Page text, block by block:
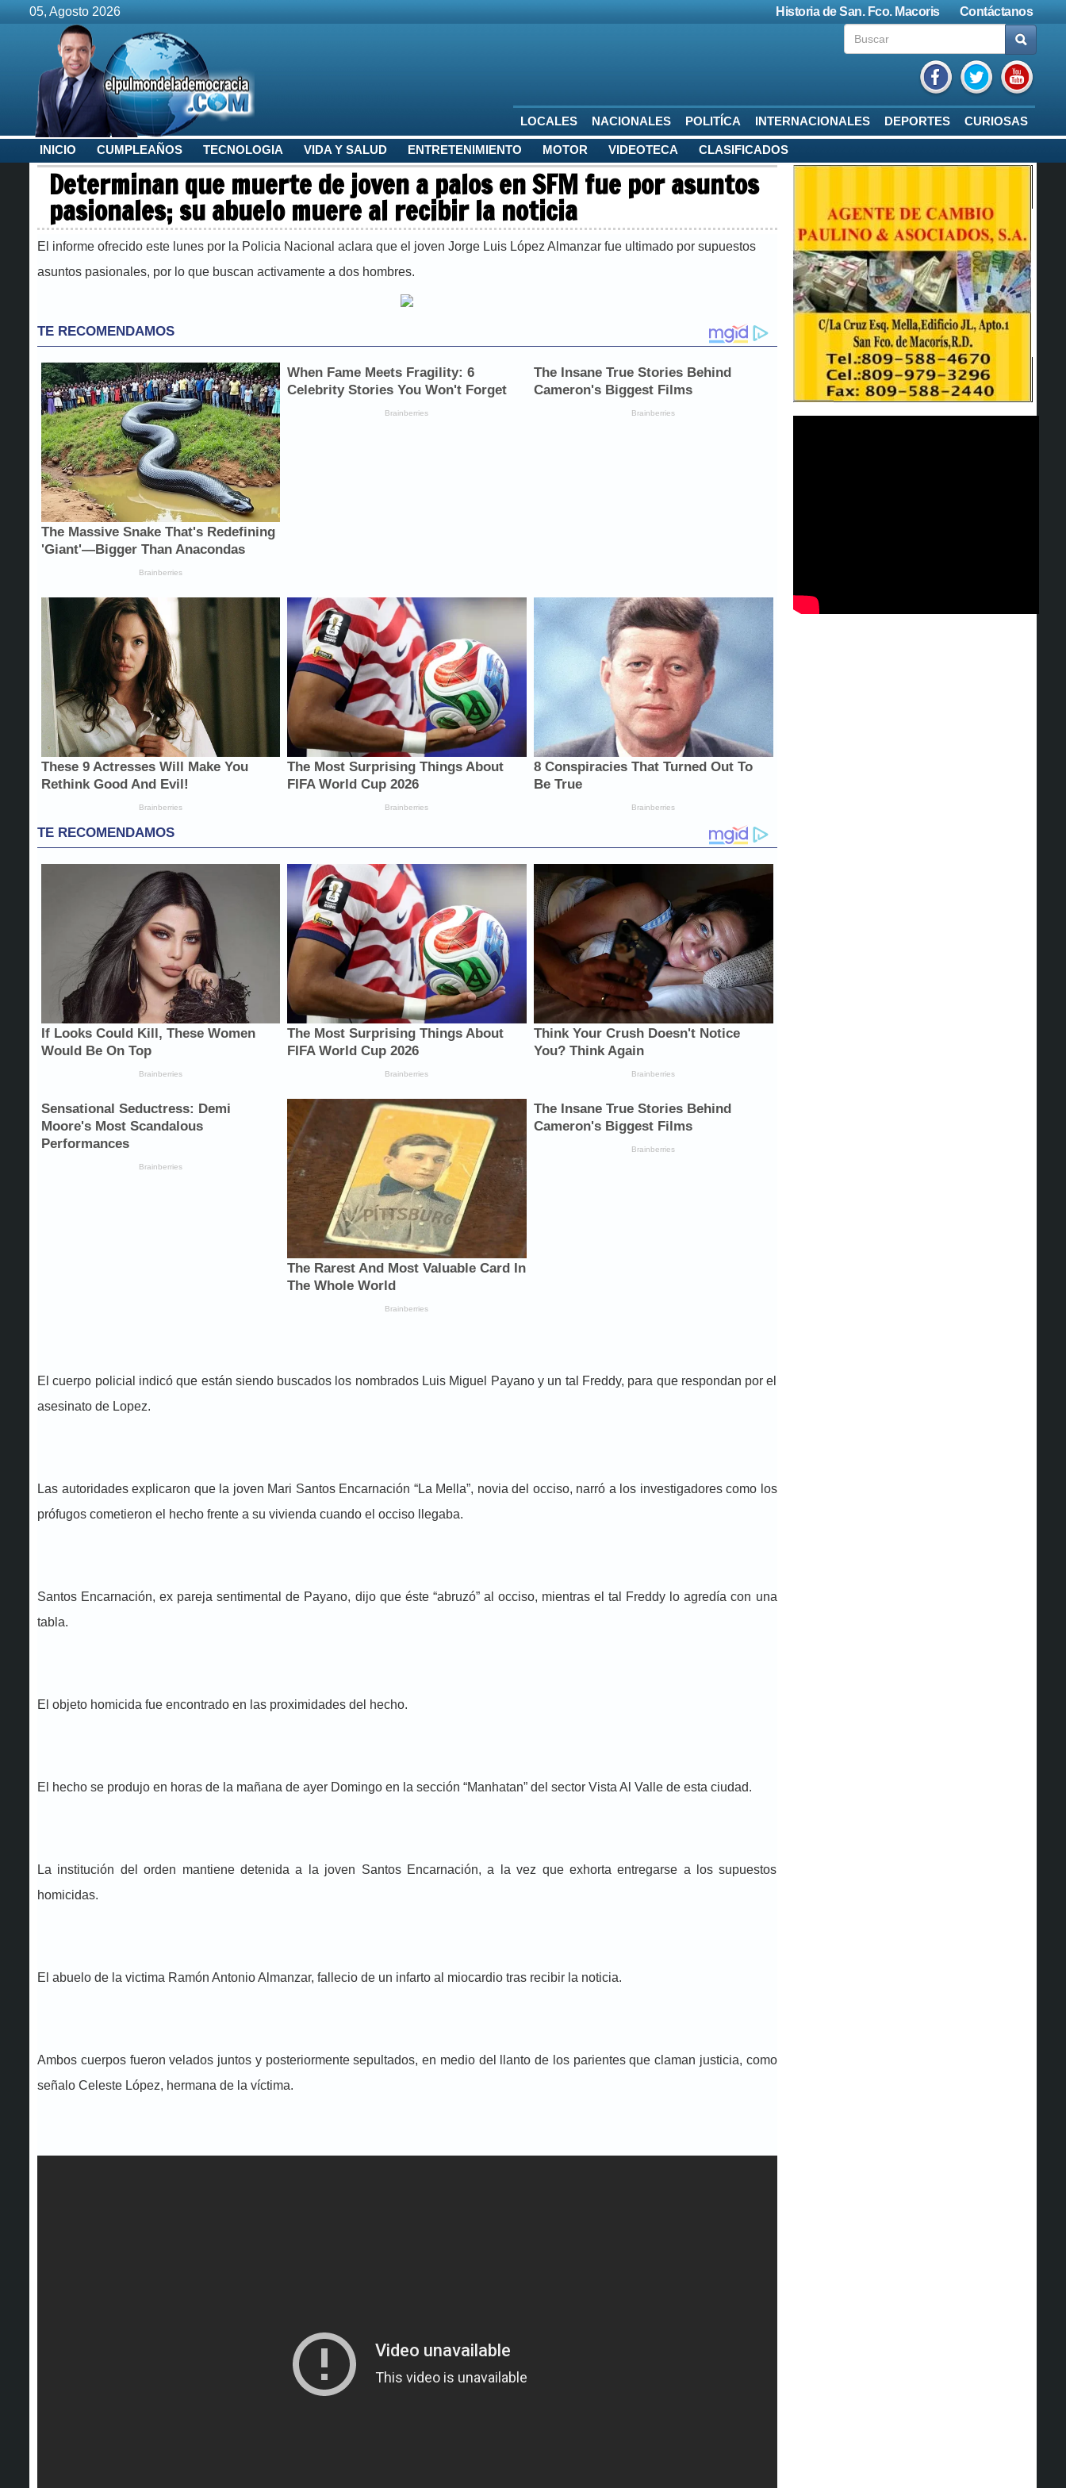
Contáctanos
Historia de San. Fco. Macoris
05, Agosto 2026
LOCALES NACIONALES POLITÍCA INTERNACIONALES DEPORTES CURIOSAS
INICIO CUMPLEAÑOS TECNOLOGIA VIDA Y SALUD ENTRETENIMIENTO MOTOR VIDEOTECA CLASIFICADOS
Determinan que muerte de joven a palos en SFM fue por asuntos
pasionales; su abuelo muere al recibir la noticia
El informe ofrecido este lunes por la Policia Nacional aclara que el joven Jorge Luis López Almanzar fue ultimado por supuestos
asuntos pasionales, por lo que buscan activamente a dos hombres.
El cuerpo policial indicó que están siendo buscados los nombrados Luis Miguel Payano y un tal Freddy, para que respondan por el
asesinato de Lopez.
Las autoridades explicaron que la joven Mari Santos Encarnación “La Mella”, novia del occiso, narró a los investigadores como los
prófugos cometieron el hecho frente a su vivienda cuando el occiso llegaba.
Santos Encarnación, ex pareja sentimental de Payano, dijo que éste “abruzó” al occiso, mientras el tal Freddy lo agredía con una
tabla.
El objeto homicida fue encontrado en las proximidades del hecho.
El hecho se produjo en horas de la mañana de ayer Domingo en la sección “Manhatan” del sector Vista Al Valle de esta ciudad.
La institución del orden mantiene detenida a la joven Santos Encarnación, a la vez que exhorta entregarse a los supuestos
homicidas.
El abuelo de la victima Ramón Antonio Almanzar, fallecio de un infarto al miocardio tras recibir la noticia.
Ambos cuerpos fueron velados juntos y posteriormente sepultados, en medio del llanto de los parientes que claman justicia, como
señalo Celeste López, hermana de la víctima.